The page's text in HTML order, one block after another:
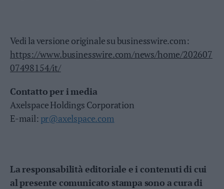
Vedi la versione originale su businesswire.com:
https://www.businesswire.com/news/home/202607
07498154/it/
Contatto per i media
Axelspace Holdings Corporation
E-mail: pr@axelspace.com
La responsabilità editoriale e i contenuti di cui
al presente comunicato stampa sono a cura di